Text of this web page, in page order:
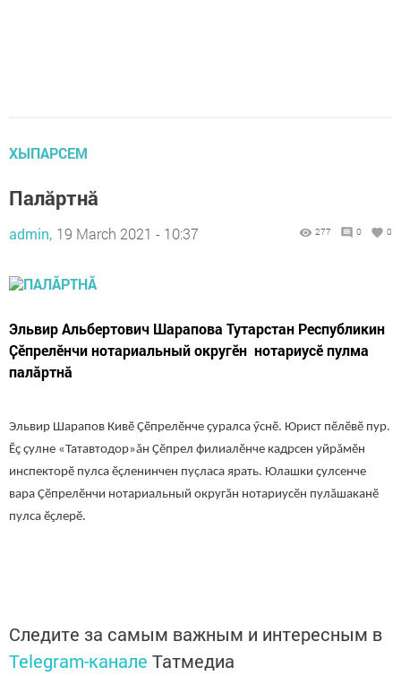
ХЫПАРСЕМ
Палăртнă
admin, 19 March 2021 - 10:37 277 0 0
Эльвир Альбертович Шарапова Тутарстан Республикин
Ҫӗпрелӗнчи нотариальный округӗн нотариусӗ пулма
палӑртнӑ
Эльвир Шарапов Кивӗ Ҫӗпрелӗнче ҫуралса ӳснӗ. Юрист пӗлӗвӗ пур.
Ӗҫ çулне «Татавтодор»ăн Ҫӗпрел филиалӗнче кадрсен уйрăмӗн
инспекторӗ пулса ӗçленинчен пуçласа ярать. Юлашки ҫулсенче
вара Ҫӗпрелӗнчи нотариальный округăн нотариусӗн пулăшаканӗ
пулса ӗҫлерӗ.
Следите за самым важным и интересным в
Telegram-канале Татмедиа